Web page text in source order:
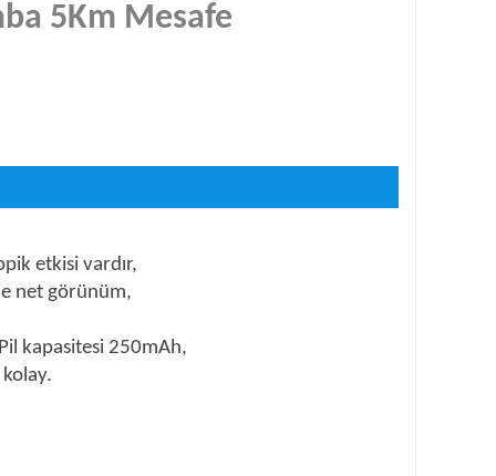
5Km Mesafe
etkisi vardır,
net görünüm,
kapasitesi 250mAh,